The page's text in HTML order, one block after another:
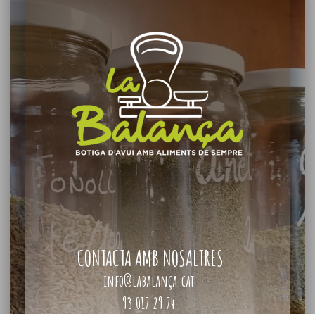
CONTACTA AMB NOSALTRES
info@labalança.cat
93 017 29 74